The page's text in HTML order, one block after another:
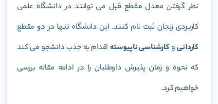
نظر گرفتن معدل مقطع قبل می توانند در دانشگاه علمی
کاربردی زنجان ثبت نام کنند. این دانشگاه تنها در دو مقطع
کاردانیوکارشناسی ناپیوستهاقدام به جذب دانشجو می کند
که نحوه و زمان پذیرش داوطلبان را در ادامه مقاله بررسی
خواهیم کرد.